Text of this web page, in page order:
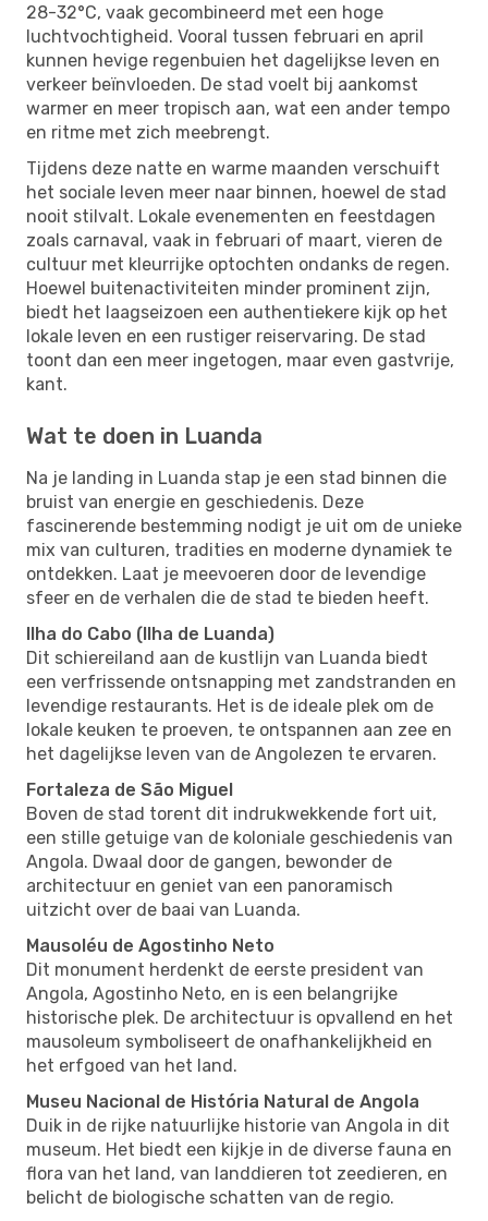
28-32°C, vaak gecombineerd met een hoge
luchtvochtigheid. Vooral tussen februari en april
kunnen hevige regenbuien het dagelijkse leven en
verkeer beïnvloeden. De stad voelt bij aankomst
warmer en meer tropisch aan, wat een ander tempo
en ritme met zich meebrengt.
Tijdens deze natte en warme maanden verschuift
het sociale leven meer naar binnen, hoewel de stad
nooit stilvalt. Lokale evenementen en feestdagen
zoals carnaval, vaak in februari of maart, vieren de
cultuur met kleurrijke optochten ondanks de regen.
Hoewel buitenactiviteiten minder prominent zijn,
biedt het laagseizoen een authentiekere kijk op het
lokale leven en een rustiger reiservaring. De stad
toont dan een meer ingetogen, maar even gastvrije,
kant.
Wat te doen in Luanda
Na je landing in Luanda stap je een stad binnen die
bruist van energie en geschiedenis. Deze
fascinerende bestemming nodigt je uit om de unieke
mix van culturen, tradities en moderne dynamiek te
ontdekken. Laat je meevoeren door de levendige
sfeer en de verhalen die de stad te bieden heeft.
Ilha do Cabo (Ilha de Luanda)
Dit schiereiland aan de kustlijn van Luanda biedt
een verfrissende ontsnapping met zandstranden en
levendige restaurants. Het is de ideale plek om de
lokale keuken te proeven, te ontspannen aan zee en
het dagelijkse leven van de Angolezen te ervaren.
Fortaleza de São Miguel
Boven de stad torent dit indrukwekkende fort uit,
een stille getuige van de koloniale geschiedenis van
Angola. Dwaal door de gangen, bewonder de
architectuur en geniet van een panoramisch
uitzicht over de baai van Luanda.
Mausoléu de Agostinho Neto
Dit monument herdenkt de eerste president van
Angola, Agostinho Neto, en is een belangrijke
historische plek. De architectuur is opvallend en het
mausoleum symboliseert de onafhankelijkheid en
het erfgoed van het land.
Museu Nacional de História Natural de Angola
Duik in de rijke natuurlijke historie van Angola in dit
museum. Het biedt een kijkje in de diverse fauna en
flora van het land, van landdieren tot zeedieren, en
belicht de biologische schatten van de regio.